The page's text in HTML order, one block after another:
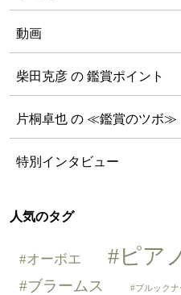
動画
柴田克彦 の 鑑賞ポイント
片桐卓也 の ≪鑑賞のツボ≫
特別インタビュー
人気のタグ
オーボエ ピア
ブラームス ブルックナ